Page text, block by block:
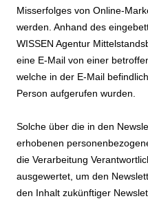
Misserfolges von Online-
werden. Anhand des
WISSEN Agentur
eine E-Mail von einer
welche in der E-Mail
Person aufgerufen wurden.
Solche über die in den
erhobenen
die Verarbeitung
ausgewertet, um den
den Inhalt zukünftiger